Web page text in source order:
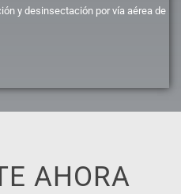
y desinsectación por vía aérea de
AHORA